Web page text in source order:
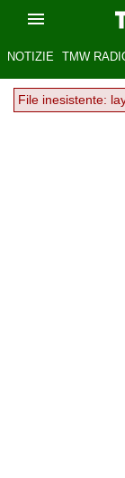
NOTIZIE TMW
File inesistente: